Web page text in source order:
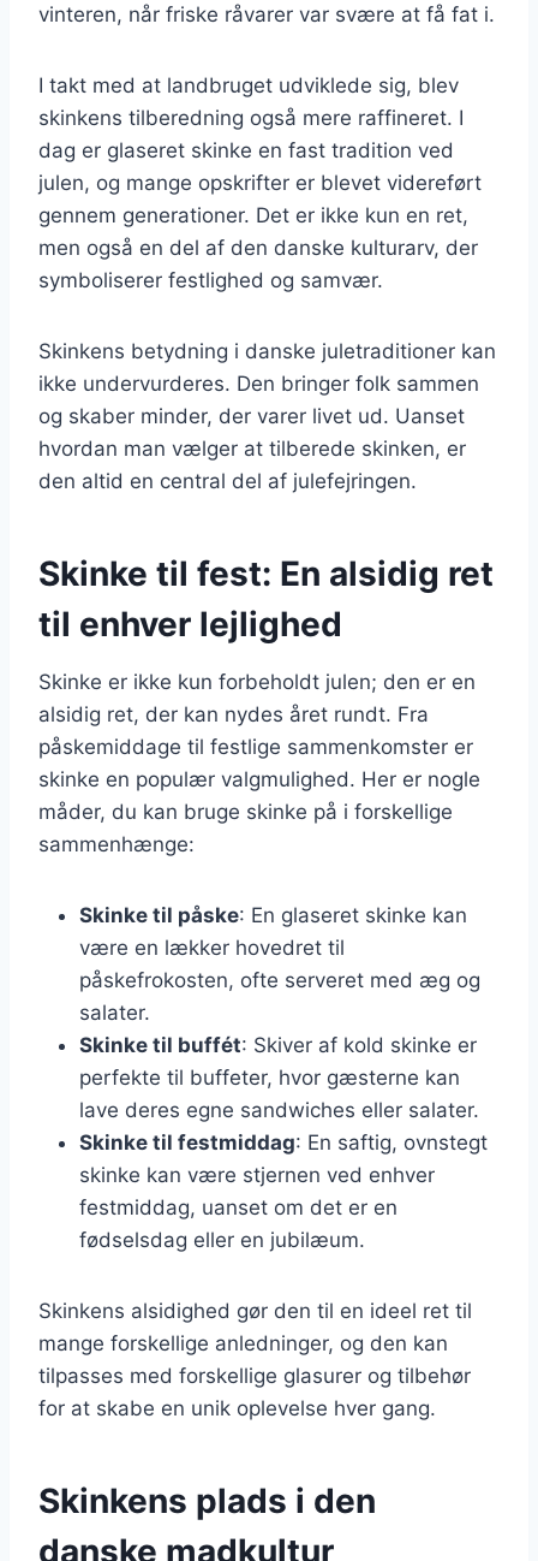
vinteren, når friske råvarer var svære at få fat i.
I takt med at landbruget udviklede sig, blev
skinkens tilberedning også mere raffineret. I
dag er glaseret skinke en fast tradition ved
julen, og mange opskrifter er blevet videreført
gennem generationer. Det er ikke kun en ret,
men også en del af den danske kulturarv, der
symboliserer festlighed og samvær.
Skinkens betydning i danske juletraditioner kan
ikke undervurderes. Den bringer folk sammen
og skaber minder, der varer livet ud. Uanset
hvordan man vælger at tilberede skinken, er
den altid en central del af julefejringen.
Skinke til fest: En alsidig ret
til enhver lejlighed
Skinke er ikke kun forbeholdt julen; den er en
alsidig ret, der kan nydes året rundt. Fra
påskemiddage til festlige sammenkomster er
skinke en populær valgmulighed. Her er nogle
måder, du kan bruge skinke på i forskellige
sammenhænge:
Skinke til påske: En glaseret skinke kan
være en lækker hovedret til
påskefrokosten, ofte serveret med æg og
salater.
Skinke til buffét: Skiver af kold skinke er
perfekte til buffeter, hvor gæsterne kan
lave deres egne sandwiches eller salater.
Skinke til festmiddag: En saftig, ovnstegt
skinke kan være stjernen ved enhver
festmiddag, uanset om det er en
fødselsdag eller en jubilæum.
Skinkens alsidighed gør den til en ideel ret til
mange forskellige anledninger, og den kan
tilpasses med forskellige glasurer og tilbehør
for at skabe en unik oplevelse hver gang.
Skinkens plads i den
danske madkultur